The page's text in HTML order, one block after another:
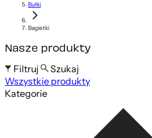
Bułki
Bagietki
Nasze produkty
Filtruj
Szukaj
Wszystkie produkty
Szukaj po nazwie produktu
Kategorie